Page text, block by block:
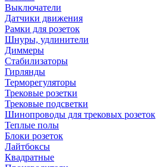
Выключатели
Датчики движения
Рамки для розеток
Шнуры, удлинители
Диммеры
Стабилизаторы
Гирлянды
Терморегуляторы
Трековые розетки
Трековые подсветки
Шинопроводы для трековых розеток
Теплые полы
Блоки розеток
Лайтбоксы
Квадратные